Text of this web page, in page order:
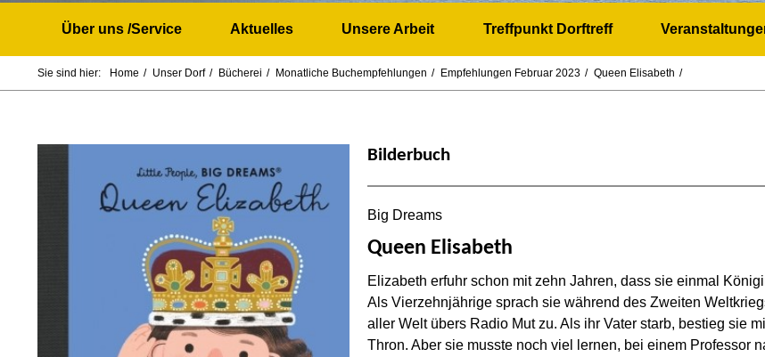
Über uns /Service Aktuelles Unsere Arbeit Treffpunkt Dorftreff
Sie sind hier: Home Unser Dorf Bücherei Monatliche Buchempfehlungen Empfehlungen Februar 2023 Queen Elisabeth
Bilderbuch
Big Dreams
Queen Elisabeth
Elizabeth erfuhr schon mit zehn Jahren, dass sie einmal
Als Vierzehnjährige sprach sie während des Zweiten
aller Welt übers Radio Mut zu. Als ihr Vater starb, bestieg sie
Thron. Aber sie musste noch viel lernen, bei einem Professor